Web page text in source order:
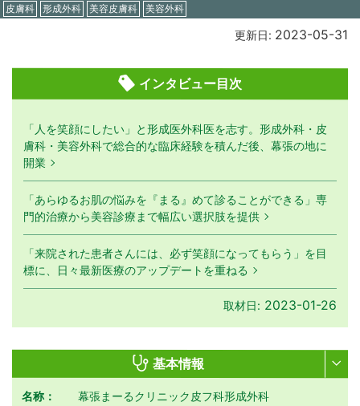
皮膚科 形成外科 美容皮膚科 美容外科
更新日: 2023-05-31
インタビュー目次
「人を笑顔にしたい」と形成医外科医を志す。形成外科・皮
膚科・美容外科で総合的な臨床経験を積んだ後、幕張の地に
開業
「あらゆるお肌の悩みを『まる』めて診ることができる」専
門的治療から美容診療まで幅広い選択肢を提供
「来院された患者さんには、必ず笑顔になってもらう」を目
標に、日々最新医療のアップデートを重ねる
取材日: 2023-01-26
基本情報
名称： 幕張まーるクリニック皮フ科形成外科